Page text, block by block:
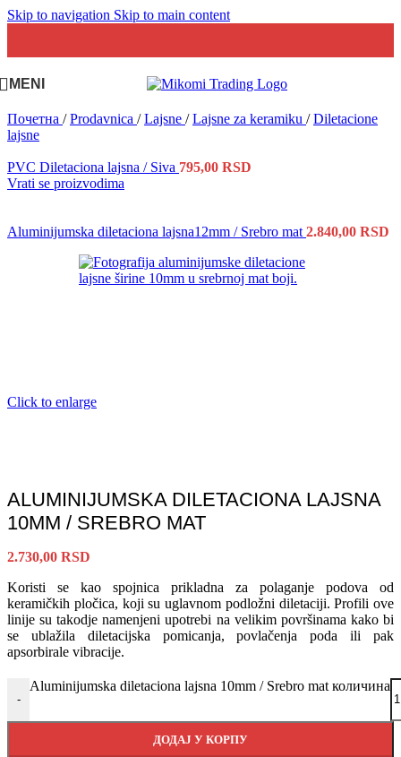
Skip to navigation Skip to main content
MENI
Почетна / Prodavnica / Lajsne / Lajsne za keramiku / Diletacione
lajsne
PVC Diletaciona lajsna / Siva 795,00 RSD
Vrati se proizvodima
Aluminijumska diletaciona lajsna12mm / Srebro mat 2.840,00 RSD
Click to enlarge
ALUMINIJUMSKA DILETACIONA LAJSNA
10MM / SREBRO MAT
2.730,00 RSD
Koristi se kao spojnica prikladna za polaganje podova od
keramičkih pločica, koji su uglavnom podložni diletaciji. Profili ove
linije su takodje namenjeni upotrebi na velikim površinama kako bi
se ublažila diletacijska pomicanja, povlačenja poda ili pak
apsorbirale vibracije.
-
Aluminijumska diletaciona lajsna 10mm / Srebro mat количина
ДОДАЈ У КОРПУ